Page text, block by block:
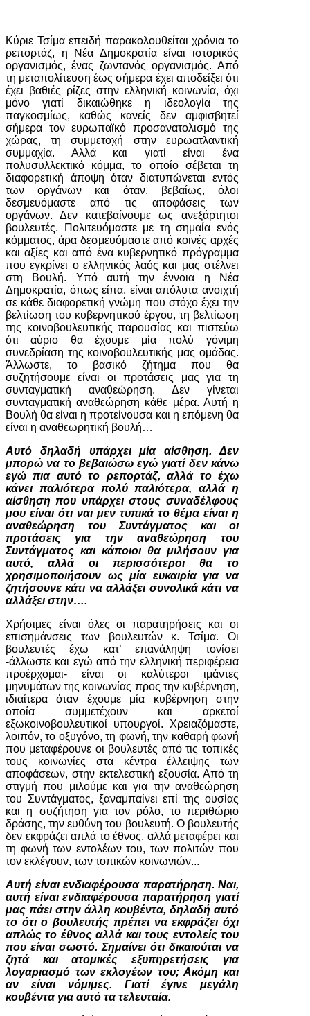
Κύριε Τσίμα επειδή παρακολουθείται χρόνια το
ρεπορτάζ, η Νέα Δημοκρατία είναι ιστορικός
οργανισμός, ένας ζωντανός οργανισμός. Από
τη μεταπολίτευση έως σήμερα έχει αποδείξει ότι
έχει βαθιές ρίζες στην ελληνική κοινωνία, όχι
μόνο γιατί δικαιώθηκε η ιδεολογία της
παγκοσμίως, καθώς κανείς δεν αμφισβητεί
σήμερα τον ευρωπαϊκό προσανατολισμό της
χώρας, τη συμμετοχή στην ευρωατλαντική
συμμαχία. Αλλά και γιατί είναι ένα
πολυσυλλεκτικό κόμμα, το οποίο σέβεται τη
διαφορετική άποψη όταν διατυπώνεται εντός
των οργάνων και όταν, βεβαίως, όλοι
δεσμευόμαστε από τις αποφάσεις των
οργάνων. Δεν κατεβαίνουμε ως ανεξάρτητοι
βουλευτές. Πολιτευόμαστε με τη σημαία ενός
κόμματος, άρα δεσμευόμαστε από κοινές αρχές
και αξίες και από ένα κυβερνητικό πρόγραμμα
που εγκρίνει ο ελληνικός λαός και μας στέλνει
στη Βουλή. Υπό αυτή την έννοια η Νέα
Δημοκρατία, όπως είπα, είναι απόλυτα ανοιχτή
σε κάθε διαφορετική γνώμη που στόχο έχει την
βελτίωση του κυβερνητικού έργου, τη βελτίωση
της κοινοβουλευτικής παρουσίας και πιστεύω
ότι αύριο θα έχουμε μία πολύ γόνιμη
συνεδρίαση της κοινοβουλευτικής μας ομάδας.
Άλλωστε, το βασικό ζήτημα που θα
συζητήσουμε είναι οι προτάσεις μας για τη
συνταγματική αναθεώρηση. Δεν γίνεται
συνταγματική αναθεώρηση κάθε μέρα. Αυτή η
Βουλή θα είναι η προτείνουσα και η επόμενη θα
είναι η αναθεωρητική βουλή…
Αυτό δηλαδή υπάρχει μία αίσθηση. Δεν
μπορώ να το βεβαιώσω εγώ γιατί δεν κάνω
εγώ πια αυτό το ρεπορτάζ, αλλά το έχω
κάνει παλιότερα πολύ παλιότερα, αλλά η
αίσθηση που υπάρχει στους συναδέλφους
μου είναι ότι ναι μεν τυπικά το θέμα είναι η
αναθεώρηση του Συντάγματος και οι
προτάσεις για την αναθεώρηση του
Συντάγματος και κάποιοι θα μιλήσουν για
αυτό, αλλά οι περισσότεροι θα το
χρησιμοποιήσουν ως μία ευκαιρία για να
ζητήσουνε κάτι να αλλάξει συνολικά κάτι να
αλλάξει στην….
Χρήσιμες είναι όλες οι παρατηρήσεις και οι
επισημάνσεις των βουλευτών κ. Τσίμα. Οι
βουλευτές έχω κατ’ επανάληψη τονίσει
-άλλωστε και εγώ από την ελληνική περιφέρεια
προέρχομαι- είναι οι καλύτεροι ιμάντες
μηνυμάτων της κοινωνίας προς την κυβέρνηση,
ιδιαίτερα όταν έχουμε μία κυβέρνηση στην
οποία συμμετέχουν και αρκετοί
εξωκοινοβουλευτικοί υπουργοί. Χρειαζόμαστε,
λοιπόν, το οξυγόνο, τη φωνή, την καθαρή φωνή
που μεταφέρουνε οι βουλευτές από τις τοπικές
τους κοινωνίες στα κέντρα έλλειψης των
αποφάσεων, στην εκτελεστική εξουσία. Από τη
στιγμή που μιλούμε και για την αναθεώρηση
του Συντάγματος, ξαναμπαίνει επί της ουσίας
και η συζήτηση για τον ρόλο, το περιθώριο
δράσης, την ευθύνη του βουλευτή. Ο βουλευτής
δεν εκφράζει απλά το έθνος, αλλά μεταφέρει και
τη φωνή των εντολέων του, των πολιτών που
τον εκλέγουν, των τοπικών κοινωνιών...
Αυτή είναι ενδιαφέρουσα παρατήρηση. Ναι,
αυτή είναι ενδιαφέρουσα παρατήρηση γιατί
μας πάει στην άλλη κουβέντα, δηλαδή αυτό
το ότι ο βουλευτής πρέπει να εκφράζει όχι
απλώς το έθνος αλλά και τους εντολείς του
που είναι σωστό. Σημαίνει ότι δικαιούται να
ζητά και ατομικές εξυπηρετήσεις για
λογαριασμό των εκλογέων του; Ακόμη και
αν είναι νόμιμες. Γιατί έγινε μεγάλη
κουβέντα για αυτό τα τελευταία.